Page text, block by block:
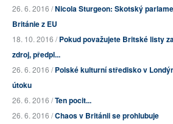
26. 6. 2016 /Nicola Sturgeon: Skotský
Británie z EU
18. 10. 2016 /Pokud považujete Britské listy
zdroj, předpl...
26. 6. 2016 /Polské kulturní středisko v
útoku
26. 6. 2016 /Ten pocit...
26. 6. 2016 /Chaos v Británii se prohlubuje